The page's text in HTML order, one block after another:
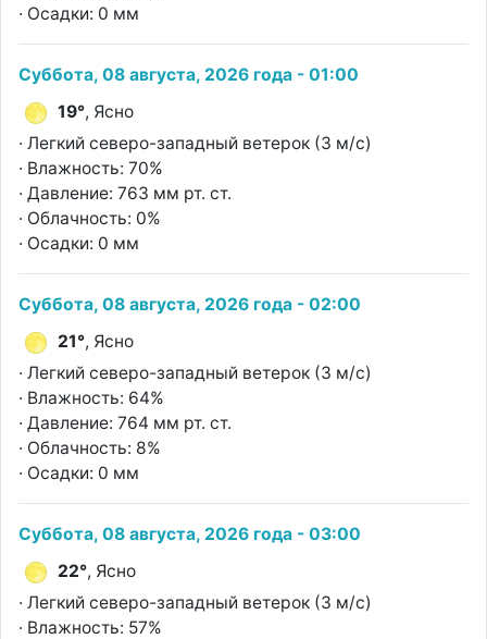
· Осадки: 0 мм
Суббота, 08 августа, 2026 года - 01:00
19°, Ясно
· Легкий северо-западный ветерок (3 м/с)
· Влажность: 70%
· Давление: 763 мм рт. ст.
· Облачность: 0%
· Осадки: 0 мм
Суббота, 08 августа, 2026 года - 02:00
21°, Ясно
· Легкий северо-западный ветерок (3 м/с)
· Влажность: 64%
· Давление: 764 мм рт. ст.
· Облачность: 8%
· Осадки: 0 мм
Суббота, 08 августа, 2026 года - 03:00
22°, Ясно
· Легкий северо-западный ветерок (3 м/с)
· Влажность: 57%